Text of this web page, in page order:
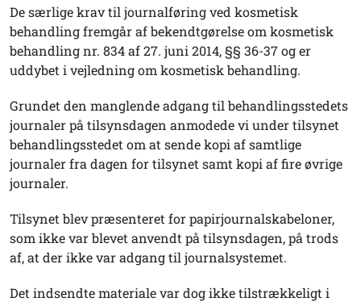
De særlige krav til journalføring ved kosmetisk
behandling fremgår af bekendtgørelse om kosmetisk
behandling nr. 834 af 27. juni 2014, §§ 36-37 og er
uddybet i vejledning om kosmetisk behandling.
Grundet den manglende adgang til behandlingsstedets
journaler på tilsynsdagen anmodede vi under tilsynet
behandlingsstedet om at sende kopi af samtlige
journaler fra dagen for tilsynet samt kopi af fire øvrige
journaler.
Tilsynet blev præsenteret for papirjournalskabeloner,
som ikke var blevet anvendt på tilsynsdagen, på trods
af, at der ikke var adgang til journalsystemet.
Det indsendte materiale var dog ikke tilstrækkeligt i